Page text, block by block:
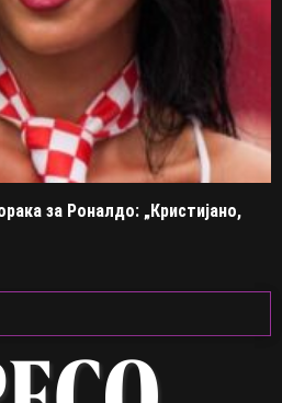
за Роналдо: „Кристијано,